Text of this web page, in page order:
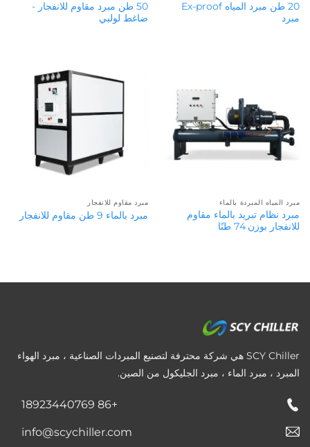
20 طن مبرد المياه Ex-proof
مبرد
50 طن مبرد مقاوم للانفجار -
ضاغط لولبي
مبرد المياه المبردة بالماء
مبرد نظام تبريد بالماء مقاوم
للانفجار بوزن 74 طنًا
مبرد مقاوم للانفجار
مبرد بالماء 9 طن مقاوم للانفجار
SCY Chiller هي شركة محترفة لتصنيع المبردات الصناعية ، مبرد الهواء
المبرد ، مبرد الماء ، مبرد الجليكول من الصين.
+86 18923440769
info@scychiller.com